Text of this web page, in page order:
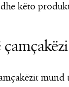
këto